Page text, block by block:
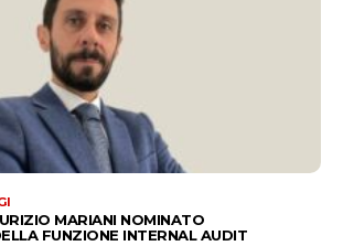
MARIANI NOMINATO
FUNZIONE INTERNAL AUDIT